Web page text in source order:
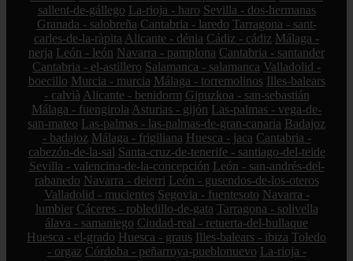
sallent-de-gállego La-rioja - haro Sevilla - dos-hermanas
Granada - salobreña Cantabria - laredo Tarragona - sant-
carles-de-la-ràpita Alicante - dénia Cádiz - cádiz Málaga -
nerja León - león Navarra - pamplona Cantabria - santander
Cantabria - el-astillero Salamanca - salamanca Valladolid -
boecillo Murcia - murcia Málaga - torremolinos Illes-balears
- calvià Alicante - benidorm Gipuzkoa - san-sebastián
Málaga - fuengirola Asturias - gijón Las-palmas - vega-de-
san-mateo Las-palmas - las-palmas-de-gran-canaria Badajoz
- badajoz Málaga - frigiliana Huesca - jaca Cantabria -
cabezón-de-la-sal Santa-cruz-de-tenerife - santiago-del-teide
Sevilla - valencina-de-la-concepción León - san-andrés-del-
rabanedo Navarra - deierri León - gusendos-de-los-oteros
Valladolid - mucientes Segovia - fuentesoto Navarra -
lumbier Cáceres - robledillo-de-gata Tarragona - solivella
álava - samaniego Ciudad-real - retuerta-del-bullaque
Huesca - el-grado Huesca - graus Illes-balears - ibiza Toledo
- orgaz Córdoba - peñarroya-pueblonuevo La-rioja -